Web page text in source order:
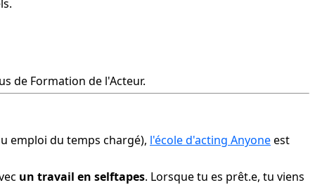
de Formation de l'Acteur.
emploi du temps chargé), l'école d'acting Anyone est
un travail en selftapes. Lorsque tu es prêt.e, tu viens